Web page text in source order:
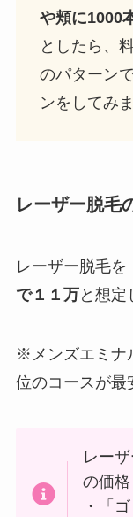
や頬に1000
としたら、
のパターン
ンをしてみ
レーザー脱毛
レーザー脱毛
で１１万と想定
※メンズエミナ
位のコースが最
レー
の価
・「